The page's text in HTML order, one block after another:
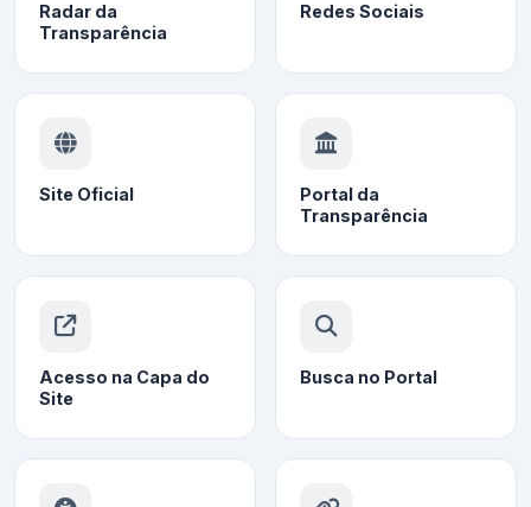
Radar da
Transparência
Redes Sociais
Site Oficial
Portal da
Transparência
Acesso na Capa do
Site
Busca no Portal